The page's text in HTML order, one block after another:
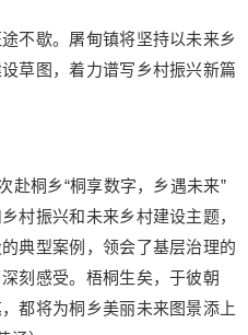
不歇。屠甸镇将坚持以未来乡
草图，着力谱写乡村振兴新篇
赴桐乡“桐享数字，乡遇未来”
村振兴和未来乡村建设主题，
典型案例，领会了基层治理的
刻感受。梧桐生矣，于彼朝
都将为桐乡美丽未来图景添上